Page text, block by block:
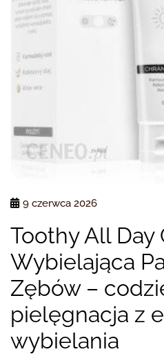
9 czerwca 2026
Toothy All Day
Wybielająca
Zębów –
pielęgnacja z
wybielania